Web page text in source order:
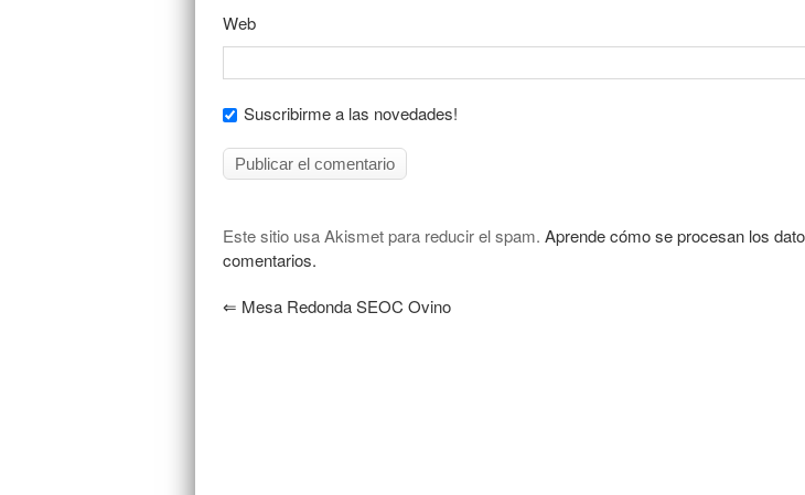
Web
Suscribirme a las novedades!
Este sitio usa Akismet para reducir el spam. Aprende cómo se procesan los
comentarios.
⇐ Mesa Redonda SEOC Ovino